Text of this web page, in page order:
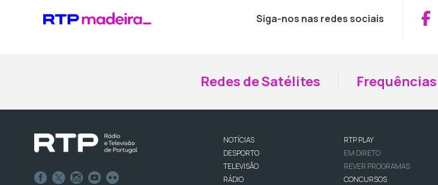
Siga-nos nas redes sociais
Redes de Satélites Frequências
NOTÍCIAS
DESPORTO
TELEVISÃO
RÁDIO
RTP PLAY
EM DIRETO
REVER PROGRAMAS
CONCURSOS